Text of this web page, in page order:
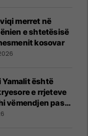
merret në
e shtetësisë
kosovar
Yamalit është
e rrjeteve
vëmendjen pas
së Botës